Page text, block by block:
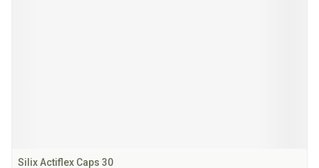
Silix Actiflex Caps 30